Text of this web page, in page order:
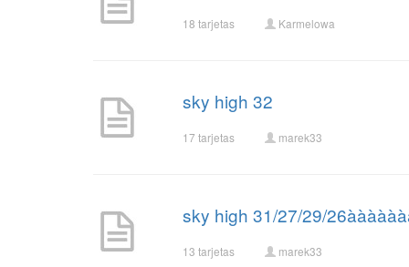
18 tarjetas Karmelowa
sky high 32
17 tarjetas marek33
sky high 31/27/29/
13 tarjetas marek33